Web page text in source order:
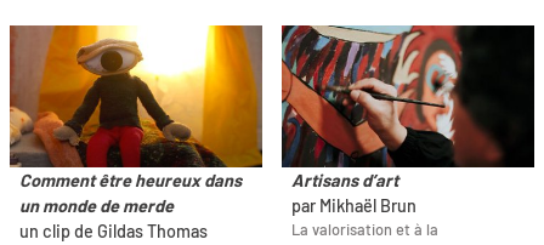
Comment être heureux dans
un monde de merde
un clip de Gildas Thomas
Artisans d’art
par Mikhaël Brun
La valorisation et à la